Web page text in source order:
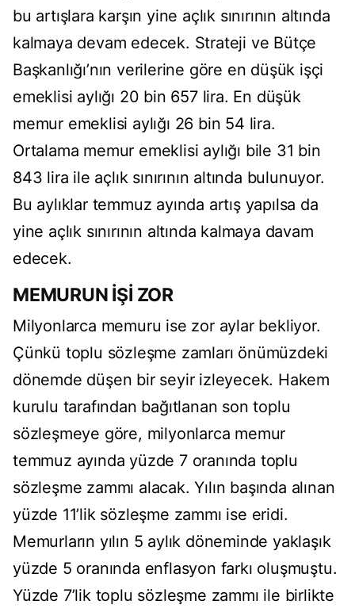
bu artışlara karşın yine açlık sınırının altında
kalmaya devam edecek. Strateji ve Bütçe
Başkanlığı’nın verilerine göre en düşük işçi
emeklisi aylığı 20 bin 657 lira. En düşük
memur emeklisi aylığı 26 bin 54 lira.
Ortalama memur emeklisi aylığı bile 31 bin
843 lira ile açlık sınırının altında bulunuyor.
Bu aylıklar temmuz ayında artış yapılsa da
yine açlık sınırının altında kalmaya davam
edecek.
MEMURUN İŞİ ZOR
Milyonlarca memuru ise zor aylar bekliyor.
Çünkü toplu sözleşme zamları önümüzdeki
dönemde düşen bir seyir izleyecek. Hakem
kurulu tarafından bağıtlanan son toplu
sözleşmeye göre, milyonlarca memur
temmuz ayında yüzde 7 oranında toplu
sözleşme zammı alacak. Yılın başında alınan
yüzde 11’lik sözleşme zammı ise eridi.
Memurların yılın 5 aylık döneminde yaklaşık
yüzde 5 oranında enflasyon farkı oluşmuştu.
Yüzde 7’lik toplu sözleşme zammı ile birlikte